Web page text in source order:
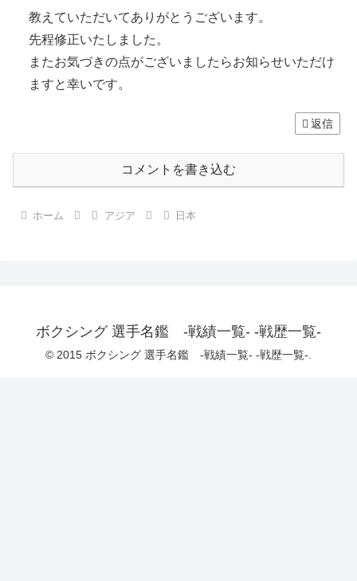
教えていただいてありがとうございます。
先程修正いたしました。
またお気づきの点がございましたらお知らせいただけ
ますと幸いです。
返信
コメントを書き込む
ホーム アジア 日本
ボクシング 選手名鑑 -戦績一覧- -戦歴一覧-
© 2015 ボクシング 選手名鑑 -戦績一覧- -戦歴一覧-.